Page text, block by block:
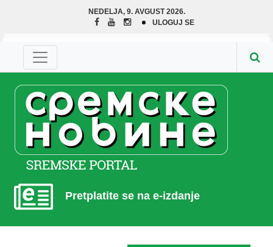
NEDELJA, 9. AVGUST 2026.
ULOGUJ SE
Pretplatite se na e-izdanje